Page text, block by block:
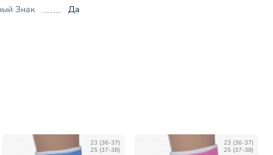
Знак
Да
23 (36-37)
25 (37-38)
23 (36-37)
25 (37-38)